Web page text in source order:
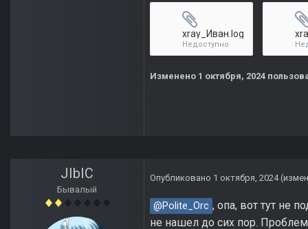
xray_Иван.log
Недоступно
Изменено 1 октября, 2024
JIbIC
Бывалый
Опубликовано 1 октября, 2024
@Polite_Orc , опа, вот тут не
не нашел до сих пор.